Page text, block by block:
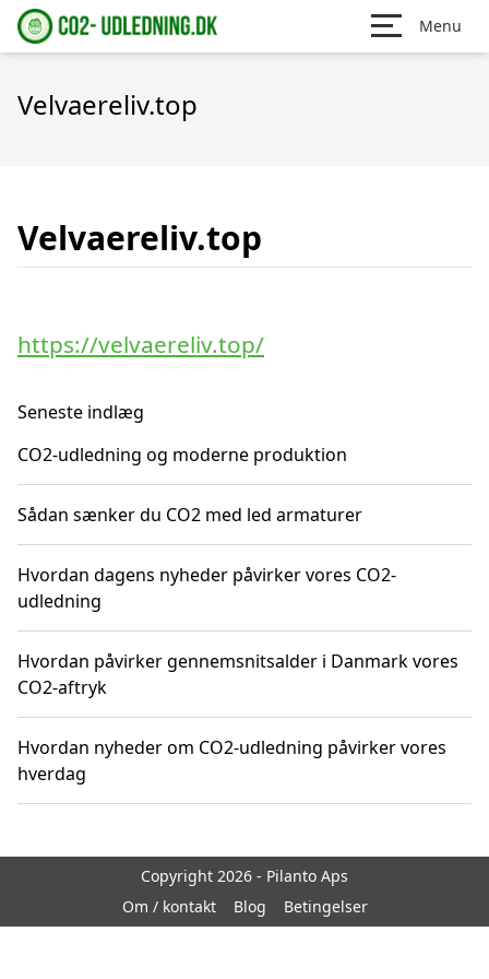
Menu
Velvaereliv.top
Velvaereliv.top
https://velvaereliv.top/
Seneste indlæg
CO2-udledning og moderne produktion
Sådan sænker du CO2 med led armaturer
Hvordan dagens nyheder påvirker vores CO2-
udledning
Hvordan påvirker gennemsnitsalder i Danmark vores
CO2-aftryk
Hvordan nyheder om CO2-udledning påvirker vores
hverdag
Copyright 2026 - Pilanto Aps
Om / kontakt
Blog Betingelser